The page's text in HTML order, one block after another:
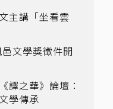
主講「坐看雲
文學獎徵件開
譯之華》論壇：
學傳承